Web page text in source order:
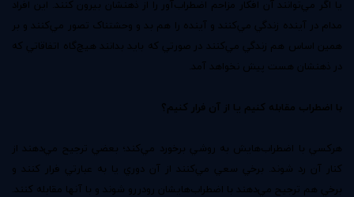
يا اگر مي‌توانند آن افکار مزاحم اضطراب‌آور را از ذهنشان بيرون کنند. اين افراد
مدام در آينده زندگي مي‌کنند و آينده را هم بد و وحشتناک تصور مي‌کنند و بر
همين اساس هم زندگي مي‌کنند در صورتي که بايد بدانند هيچ‌گاه اتفاقاتي که
در ذهنشان هست پيش نخواهد آمد.
با اضطراب مقابله کنيم يا از آن فرار کنيم؟
هرکسي با اضطراب‌هايش به روشي برخورد مي‌کند؛ بعضي ترجيح مي‌دهند از
کنار آن رد شوند. برخي سعي مي‌کنند از آن دوري يا به عبارتي فرار کنند و
برخي هم ترجيح مي‌دهند با اضطراب‌هايشان رودررو شوند و با آنها مقابله کنند.